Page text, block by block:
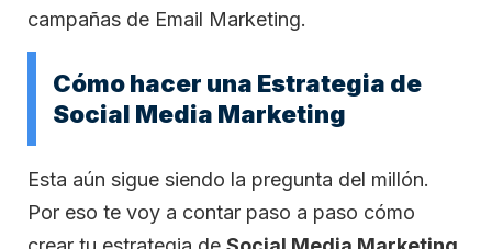
campañas de Email Marketing.
Cómo hacer una Estrategia de
Social Media Marketing
Esta aún sigue siendo la pregunta del millón.
Por eso te voy a contar paso a paso cómo